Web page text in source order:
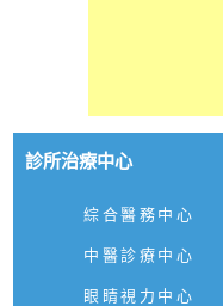
診所治療中心
綜合醫務中心
中醫診療中心
眼睛視力中心